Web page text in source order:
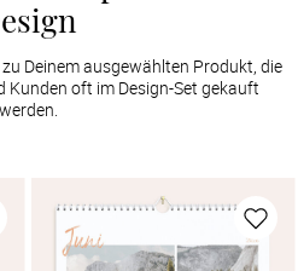
Deinem ausgewählten Produkt, die
Kunden oft im Design-Set gekauft
werden.